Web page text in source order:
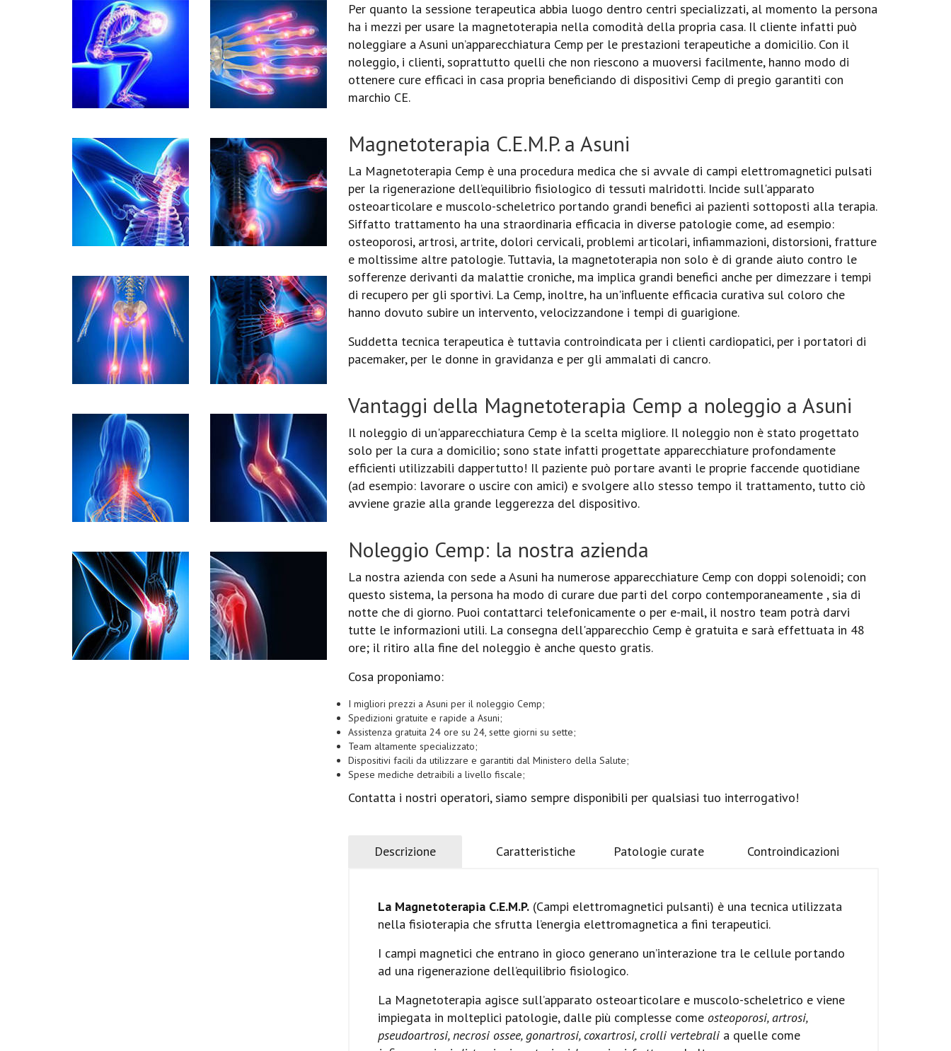
Per quanto la sessione terapeutica abbia luogo dentro centri specializzati, al momento la persona
ha i mezzi per usare la magnetoterapia nella comodità della propria casa. Il cliente infatti può
noleggiare a Asuni un’apparecchiatura Cemp per le prestazioni terapeutiche a domicilio. Con il
noleggio, i clienti, soprattutto quelli che non riescono a muoversi facilmente, hanno modo di
ottenere cure efficaci in casa propria beneficiando di dispositivi Cemp di pregio garantiti con
marchio CE.
Magnetoterapia C.E.M.P. a Asuni
La Magnetoterapia Cemp è una procedura medica che si avvale di campi elettromagnetici pulsati
per la rigenerazione dell’equilibrio fisiologico di tessuti malridotti. Incide sull'apparato
osteoarticolare e muscolo-scheletrico portando grandi benefici ai pazienti sottoposti alla terapia.
Siffatto trattamento ha una straordinaria efficacia in diverse patologie come, ad esempio:
osteoporosi, artrosi, artrite, dolori cervicali, problemi articolari, infiammazioni, distorsioni, fratture
e moltissime altre patologie. Tuttavia, la magnetoterapia non solo è di grande aiuto contro le
sofferenze derivanti da malattie croniche, ma implica grandi benefici anche per dimezzare i tempi
di recupero per gli sportivi. La Cemp, inoltre, ha un'influente efficacia curativa sul coloro che
hanno dovuto subire un intervento, velocizzandone i tempi di guarigione.
Suddetta tecnica terapeutica è tuttavia controindicata per i clienti cardiopatici, per i portatori di
pacemaker, per le donne in gravidanza e per gli ammalati di cancro.
Vantaggi della Magnetoterapia Cemp a noleggio a Asuni
Il noleggio di un'apparecchiatura Cemp è la scelta migliore. Il noleggio non è stato progettato
solo per la cura a domicilio; sono state infatti progettate apparecchiature profondamente
efficienti utilizzabili dappertutto! Il paziente può portare avanti le proprie faccende quotidiane
(ad esempio: lavorare o uscire con amici) e svolgere allo stesso tempo il trattamento, tutto ciò
avviene grazie alla grande leggerezza del dispositivo.
Noleggio Cemp: la nostra azienda
La nostra azienda con sede a Asuni ha numerose apparecchiature Cemp con doppi solenoidi; con
questo sistema, la persona ha modo di curare due parti del corpo contemporaneamente , sia di
notte che di giorno. Puoi contattarci telefonicamente o per e-mail, il nostro team potrà darvi
tutte le informazioni utili. La consegna dell'apparecchio Cemp è gratuita e sarà effettuata in 48
ore; il ritiro alla fine del noleggio è anche questo gratis.
Cosa proponiamo:
I migliori prezzi a Asuni per il noleggio Cemp;
Spedizioni gratuite e rapide a Asuni;
Assistenza gratuita 24 ore su 24, sette giorni su sette;
Team altamente specializzato;
Dispositivi facili da utilizzare e garantiti dal Ministero della Salute;
Spese mediche detraibili a livello fiscale;
Contatta i nostri operatori, siamo sempre disponibili per qualsiasi tuo interrogativo!
Descrizione Caratteristiche Patologie curate Controindicazioni
La Magnetoterapia C.E.M.P. (Campi elettromagnetici pulsanti) è una tecnica utilizzata
nella fisioterapia che sfrutta l’energia elettromagnetica a fini terapeutici.
I campi magnetici che entrano in gioco generano un’interazione tra le cellule portando
ad una rigenerazione dell’equilibrio fisiologico.
La Magnetoterapia agisce sull’apparato osteoarticolare e muscolo-scheletrico e viene
impiegata in molteplici patologie, dalle più complesse come osteoporosi, artrosi,
pseudoartrosi, necrosi ossee, gonartrosi, coxartrosi, crolli vertebrali a quelle come